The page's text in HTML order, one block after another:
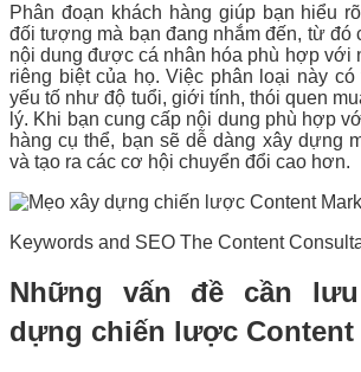
Phân đoạn khách hàng giúp bạn hiểu
đối tượng mà bạn đang nhắm đến, từ đó
nội dung được cá nhân hóa phù hợp với
riêng biệt của họ. Việc phân loại này
yếu tố như độ tuổi, giới tính, thói quen
lý. Khi bạn cung cấp nội dung phù hợp
hàng cụ thể, bạn sẽ dễ dàng xây dựng
và tạo ra các cơ hội chuyển đổi cao hơn.
Keywords and SEO The Content
Những vấn đề cần
dựng chiến lược Content